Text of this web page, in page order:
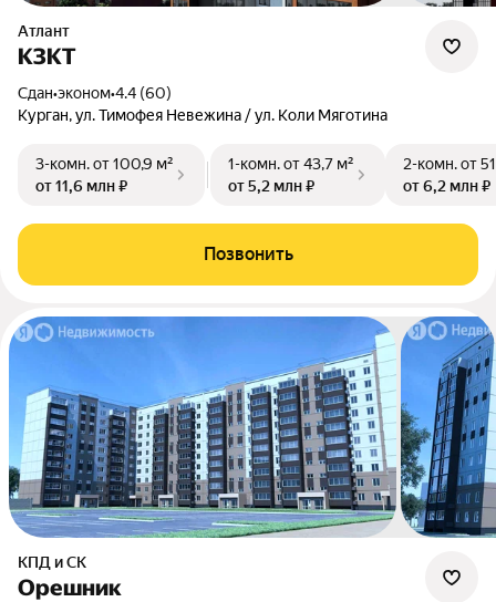
Атлант
КЗКТ
Сдан•эконом•4.4 (60)
Курган, ул. Тимофея Невежина / ул. Коли Мяготина
3-комн.от 100,9 м²
от 11,6 млн ₽
1-комн.от 43,7 м²
от 5,2 млн ₽
2-комн.от
от 6,2 млн ₽
Позвонить
КПД и СК
Орешник